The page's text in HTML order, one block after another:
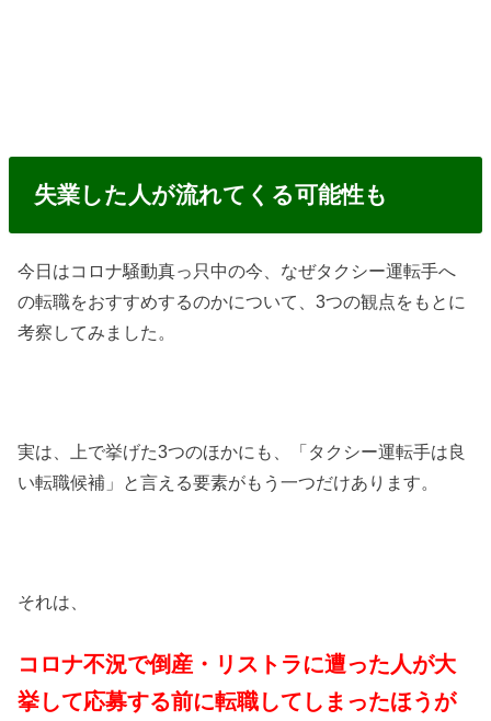
失業した人が流れてくる可能性も
今日はコロナ騒動真っ只中の今、なぜタクシー運転手へ
の転職をおすすめするのかについて、3つの観点をもとに
考察してみました。
実は、上で挙げた3つのほかにも、「タクシー運転手は良
い転職候補」と言える要素がもう一つだけあります。
それは、
コロナ不況で倒産・リストラに遭った人が大
挙して応募する前に転職してしまったほうが